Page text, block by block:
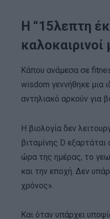
Η “15λεπτη
καλοκαιρινοί
Κάπου ανάμεσα σε
wisdom γεννήθηκε μια
αντηλιακό αρκούν για
Η βιολογία δεν
βιταμίνης D
ώρα της ημέρας, το
και την εποχή. Δεν
χρόνος».
Και όταν υπάρχει